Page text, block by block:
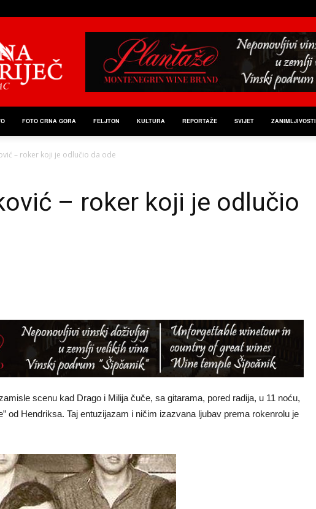
FOTO CRNA GORA FELJTON KULTURA REPORTAŽE SVIJET ZANIMLJIVOSTI
– roker koji je odlučio da ode
– roker koji je odlučio
scenu kad Drago i Milija čuče, sa gitarama, pored radija, u 11 noću,
od Hendriksa. Taj entuzijazam i ničim izazvana ljubav prema rokenrolu je